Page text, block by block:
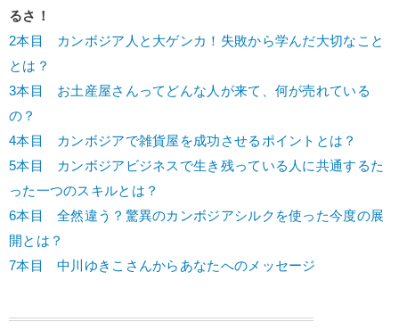
るさ！
2本目 カンボジア人と大ゲンカ！失敗から学んだ大切なこと
とは？
3本目 お土産屋さんってどんな人が来て、何が売れている
の？
4本目 カンボジアで雑貨屋を成功させるポイントとは？
5本目 カンボジアビジネスで生き残っている人に共通するた
った一つのスキルとは？
6本目 全然違う？驚異のカンボジアシルクを使った今度の展
開とは？
7本目 中川ゆきこさんからあなたへのメッセージ